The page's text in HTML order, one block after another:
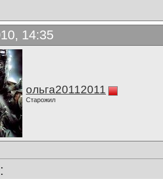
14:35
ольга20112011
Старожил